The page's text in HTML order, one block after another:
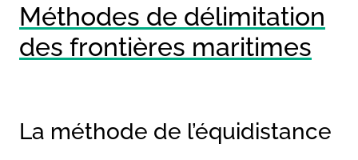
Méthodes de délimitation
des frontières maritimes
La méthode de l’équidistance